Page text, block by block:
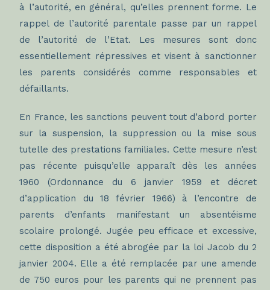
à l’autorité, en général, qu’elles prennent forme. Le
rappel de l’autorité parentale passe par un rappel
de l’autorité de l’Etat. Les mesures sont donc
essentiellement répressives et visent à sanctionner
les parents considérés comme responsables et
défaillants.
En France, les sanctions peuvent tout d’abord porter
sur la suspension, la suppression ou la mise sous
tutelle des prestations familiales. Cette mesure n’est
pas récente puisqu’elle apparaît dès les années
1960 (Ordonnance du 6 janvier 1959 et décret
d’application du 18 février 1966) à l’encontre de
parents d’enfants manifestant un absentéisme
scolaire prolongé. Jugée peu efficace et excessive,
cette disposition a été abrogée par la loi Jacob du 2
janvier 2004. Elle a été remplacée par une amende
de 750 euros pour les parents qui ne prennent pas